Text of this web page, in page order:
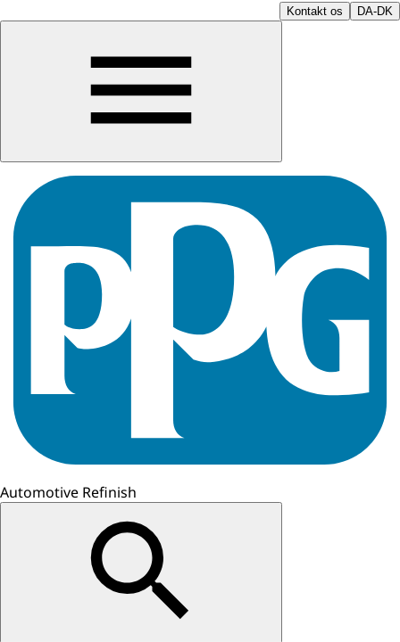
Kontakt os DA-DK
Automotive Refinish